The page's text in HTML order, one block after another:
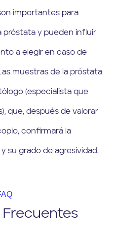
importantes para
próstata y pueden influir
a elegir en caso de
muestras de la próstata
(especialista que
que, después de valorar
confirmará la
su grado de agresividad.